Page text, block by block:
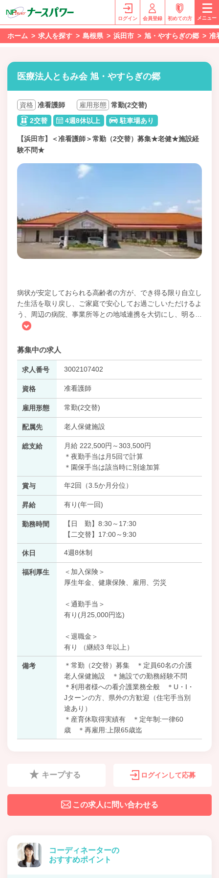
ログイン 会員登録 初めての方 メニュー
ホーム 求人を探す 島根県 浜田市 旭・やすらぎの郷 准
医療法人ともみ会 旭・やすらぎの郷
資格 准看護師 雇用形態 常勤(2交替)
2交替
4週8休以上 駐車場あり
【浜田市】＜准看護師＞常勤（2交替）募集★老健★施設経
験不問★
病状が安定しておられる高齢者の方が、でき得る限り自立し
た生活を取り戻し、ご家庭で安心してお過ごしいただけるよ
う、周辺の病院、事業所等との地域連携を大切にし、明る
募集中の求人
求人番号 3002107402
資格 准看護師
雇用形態 常勤(2交替)
配属先 老人保健施設
総支給
月給 222,500円～303,500円
＊夜勤手当は月5回で計算
＊園保手当は該当時に別途加算
賞与 年2回（3.5か月分位）
昇給 有り(年一回)
勤務時間
【日 勤】8:30～17:30
【二交替】17:00～9:30
休日 4週8休制
福利厚生
＜加入保険＞
厚生年金、健康保険、雇用、労災
＜通勤手当＞
有り(月25,000円迄)
＜退職金＞
有り （継続3 年以上）
備考
＊常勤（2交替）募集 ＊定員60名の介護
老人保健施設 ＊施設での勤務経験不問
＊利用者様への看介護業務全般 ＊U・I・
Jターンの方、県外の方歓迎（住宅手当別
途あり）
＊産育休取得実績有 ＊定年制:一律60
歳 ＊再雇用:上限65歳迄
キープする ログインして応募
この求人に問い合わせる
コーディネーターの
おすすめポイント